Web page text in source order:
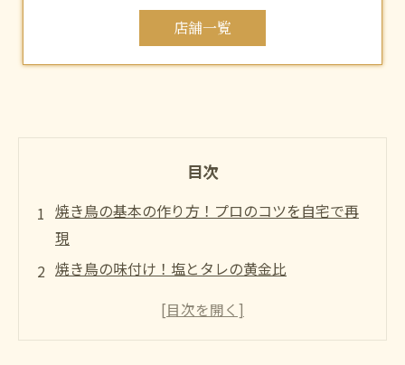
店舗一覧
目次
焼き鳥の基本の作り方！プロのコツを自宅で再
現
焼き鳥の味付け！塩とタレの黄金比
焼き鳥の美味しさを引き立てる焼き方テクニッ